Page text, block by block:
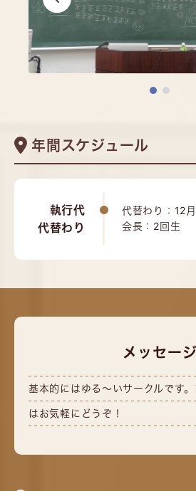
年間スケジュール
執行代
代替わり
代替わり：12月
会長：2回生
メッセージ
基本的にはゆる～いサークルです
はお気軽にどうぞ！